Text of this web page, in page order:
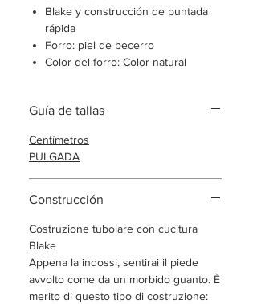
Blake y construcción de puntada
rápida
Forro: piel de becerro
Color del forro: Color natural
Guía de tallas
Centímetros
PULGADA
Construcción
Costruzione tubolare con cucitura
Blake
Appena la indossi, sentirai il piede
avvolto come da un morbido guanto. È
merito di questo tipo di costruzione: